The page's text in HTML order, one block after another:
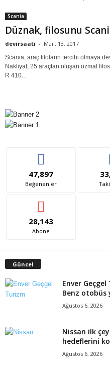
Scania
Düznak, filosunu
devirsaati - Mart 13, 2017
Scania, araç filoların tercihi olmaya
Nakliyat, 25 araçtan oluşan özmal
R 410...
47,897
Beğenenler
28,143
Abone
Güncel
Enver
Benz otobüs
Ağustos 6, 2026
Nissan ilk
hedeflerini
Ağustos 6, 2026